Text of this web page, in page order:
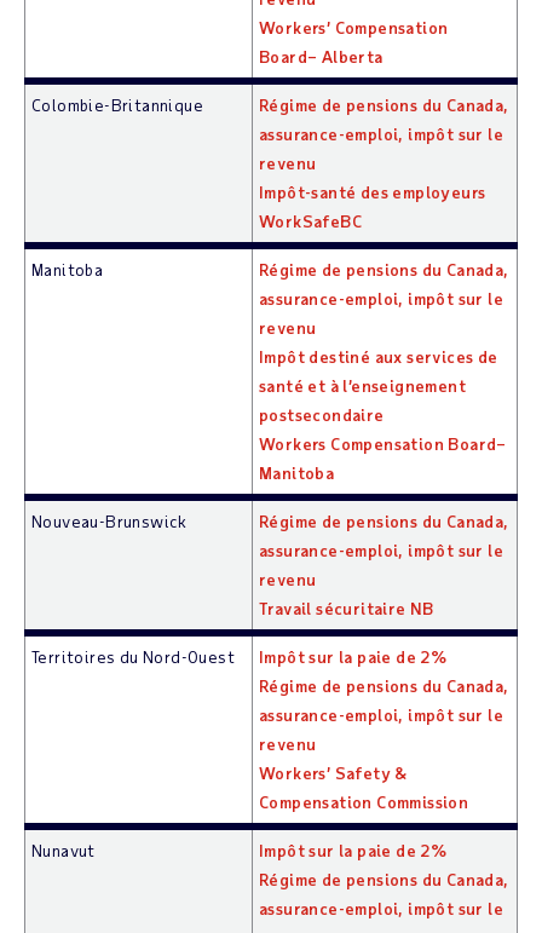
Workers’ Compensation
Board– Alberta
Colombie-Britannique
Régime de pensions du Canada,
assurance-emploi, impôt sur le
revenu
Impôt-santé des employeurs
WorkSafeBC
Manitoba
Régime de pensions du Canada,
assurance-emploi, impôt sur le
revenu
Impôt destiné aux services de
santé et à l’enseignement
postsecondaire
Workers Compensation Board–
Manitoba
Nouveau-Brunswick
Régime de pensions du Canada,
assurance-emploi, impôt sur le
revenu
Travail sécuritaire NB
Territoires du Nord-Ouest
Impôt sur la paie de 2%
Régime de pensions du Canada,
assurance-emploi, impôt sur le
revenu
Workers’ Safety &
Compensation Commission
Nunavut
Impôt sur la paie de 2%
Régime de pensions du Canada,
assurance-emploi, impôt sur le